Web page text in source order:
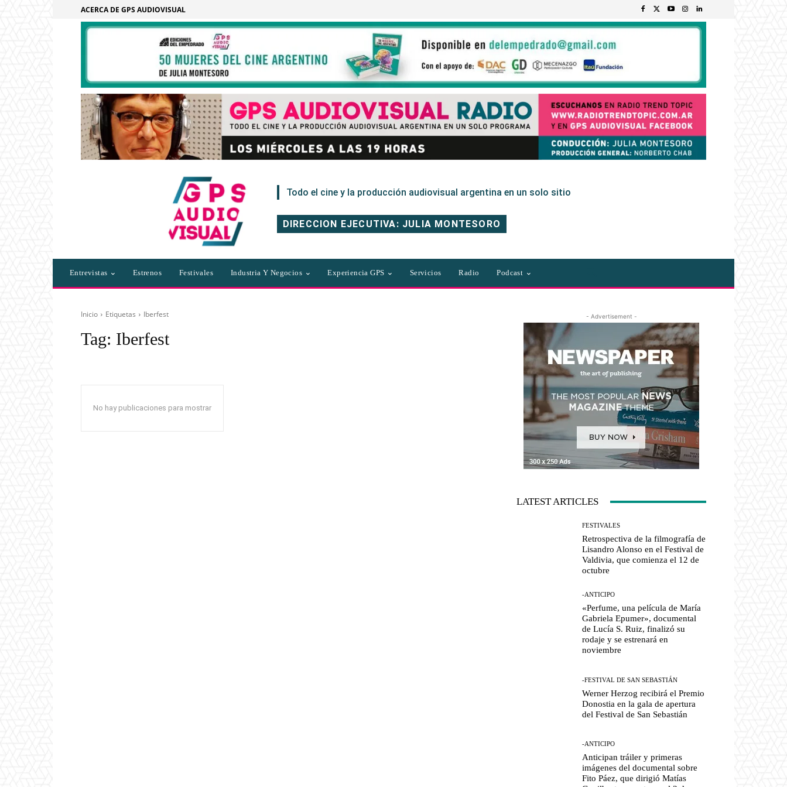
ACERCA DE GPS AUDIOVISUAL
Todo el cine y la producción audiovisual argentina en un solo sitio
DIRECCION EJECUTIVA: JULIA MONTESORO
Entrevistas Estrenos Festivales Industria Y Negocios Experiencia GPS Servicios Radio Podcast
Inicio Etiquetas Iberfest
Tag: Iberfest
No hay publicaciones para mostrar
- Advertisement -
LATEST ARTICLES
FESTIVALES
Retrospectiva de la filmografía de
Lisandro Alonso en el Festival de
Valdivia, que comienza el 12 de
octubre
-ANTICIPO
«Perfume, una película de María
Gabriela Epumer», documental
de Lucía S. Ruiz, finalizó su
rodaje y se estrenará en
noviembre
-FESTIVAL DE SAN SEBASTIÁN
Werner Herzog recibirá el Premio
Donostia en la gala de apertura
del Festival de San Sebastián
-ANTICIPO
Anticipan tráiler y primeras
imágenes del documental sobre
Fito Páez, que dirigió Matías